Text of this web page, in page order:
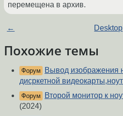
перемещена в архив.
← Desktop
Похожие темы
Форум
Вывод изображения
дисркетной
Форум
Второй монитор к
(2024)